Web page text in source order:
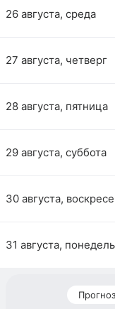
26 августа, среда
27 августа, четверг
28 августа, пятница
29 августа, суббота
30 августа,
31 августа,